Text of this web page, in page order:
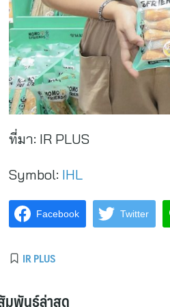
ที่มา: IR PLUS
Symbol: IHL
Facebook Twitter
IR PLUS
มพันธ์ล่าสุด